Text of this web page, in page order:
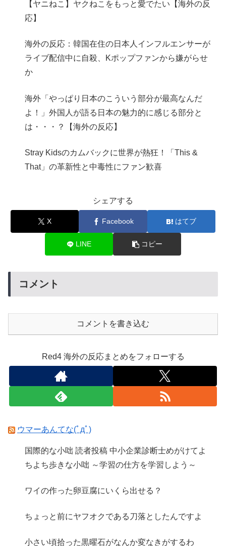
【ヤニねこ】ヤクねこをもっと愛でたい【海外の反
応】
海外の反応：韓国在住の日本人インフルエンサーが
ライブ配信中に自殺、Kポップファンから嫌がらせ
か
海外「やっぱり日本のこういう部分が最高なんだ
よ！」外国人が語る日本の魅力的に感じる部分と
は・・・？【海外の反応】
Stray Kidsのカムバックに世界が熱狂！「This &
That」の革新性と中毒性にファン歓喜
シェアする
X Facebook はてブ
LINE コピー
コメント
コメントを書き込む
Red4 海外の反応まとめをフォローする
ウマーあんてな(ﾟдﾟ)
国際的な小咄 読者投稿 中小企業診断士めがけてよ
ちよち歩きな小咄 ～学習の仕方を学習しよう～
ワイの作った卵豆腐にいくら出せる？
ちょっと前にヤフオクである刀落としたんですよ
小さい頃拾った黒曜石がなんか変なきがするわ